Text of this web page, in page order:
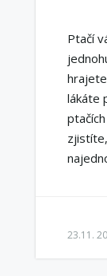
Ptačí
lákáte
23.11.